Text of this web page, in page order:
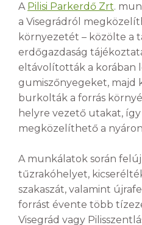
A Pilisi Parkerdő Zrt.
a Visegrádról
környezetét – közölte a
erdőgazdaság
eltávolították a korában
gumiszőnyegeket, majd
burkolták a forrás
helyre vezető utakat, így
megközelíthető a
A munkálatok során
tűzrakóhelyet,
szakaszát, valamint
forrást évente több
Visegrád vagy